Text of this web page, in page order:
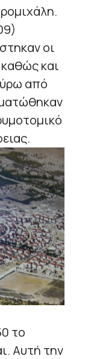
οι
καθώς και
από
το
Αυτή την